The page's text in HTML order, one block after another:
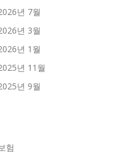
년 7월
년 3월
년 1월
년 11월
년 9월
험